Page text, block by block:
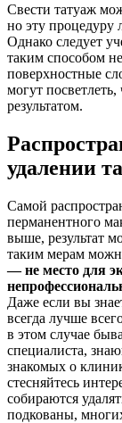
Свести татуаж
но эту процедуру
Однако следует
таким способом
поверхностные
могут
результатом.
удалении
Самой
перманентного
выше, результат
таким мерам
— не место для
Даже если вы
всегда лучше
в этом случае
специалиста,
знакомых о
стесняйтесь
собираются
подкованы,